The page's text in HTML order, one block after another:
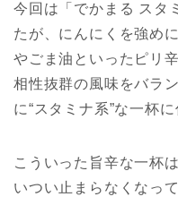
今回は「でかまる スタ
たが、にんにくを強め
やごま油といったピリ
相性抜群の風味をバラ
に“スタミナ系”な一杯
こういった旨辛な一杯
いつい止まらなくなっ